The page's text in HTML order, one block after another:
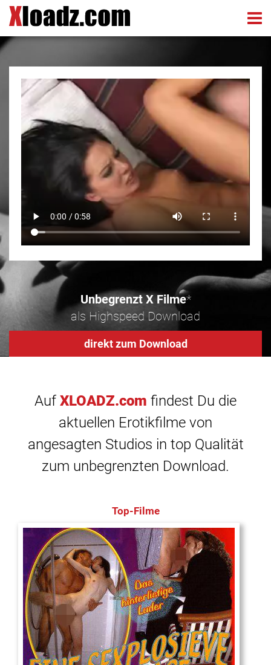
Unbegrenzt X Filme*
als Highspeed Download
direkt zum Download
Auf XLOADZ.com findest Du die
aktuellen Erotikfilme von
angesagten Studios in top Qualität
zum unbegrenzten Download.
Top-Filme